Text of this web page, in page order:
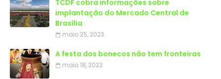
TCDF cobra informações sobre
implantação do Mercado Central de
Brasília
maio 25, 2023
A festa dos bonecos não tem fronteiras
maio 18, 2023